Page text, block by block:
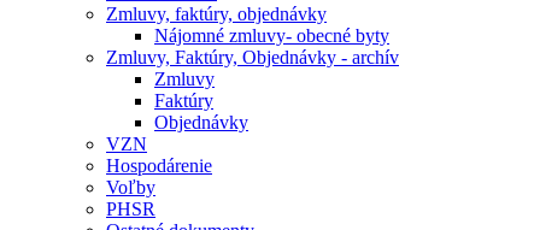
Zmluvy, faktúry, objednávky
Nájomné zmluvy- obecné byty
Zmluvy, Faktúry, Objednávky - archív
Zmluvy
Faktúry
Objednávky
VZN
Hospodárenie
Voľby
PHSR